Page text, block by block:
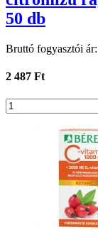
50 db
Bruttó fogyasztói ár:
2 487 Ft